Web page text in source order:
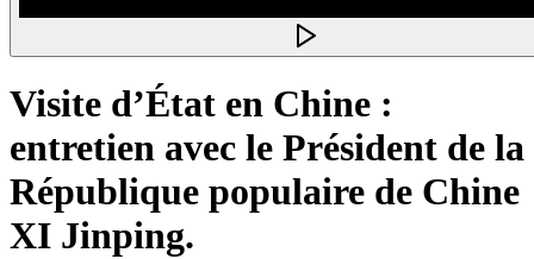
Visite d’État en Chine :
entretien avec le Président de la
République populaire de Chine
XI Jinping.